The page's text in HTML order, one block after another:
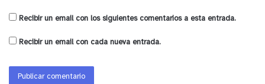
Recibir un email con los siguientes comentarios a esta entrada.
Recibir un email con cada nueva entrada.